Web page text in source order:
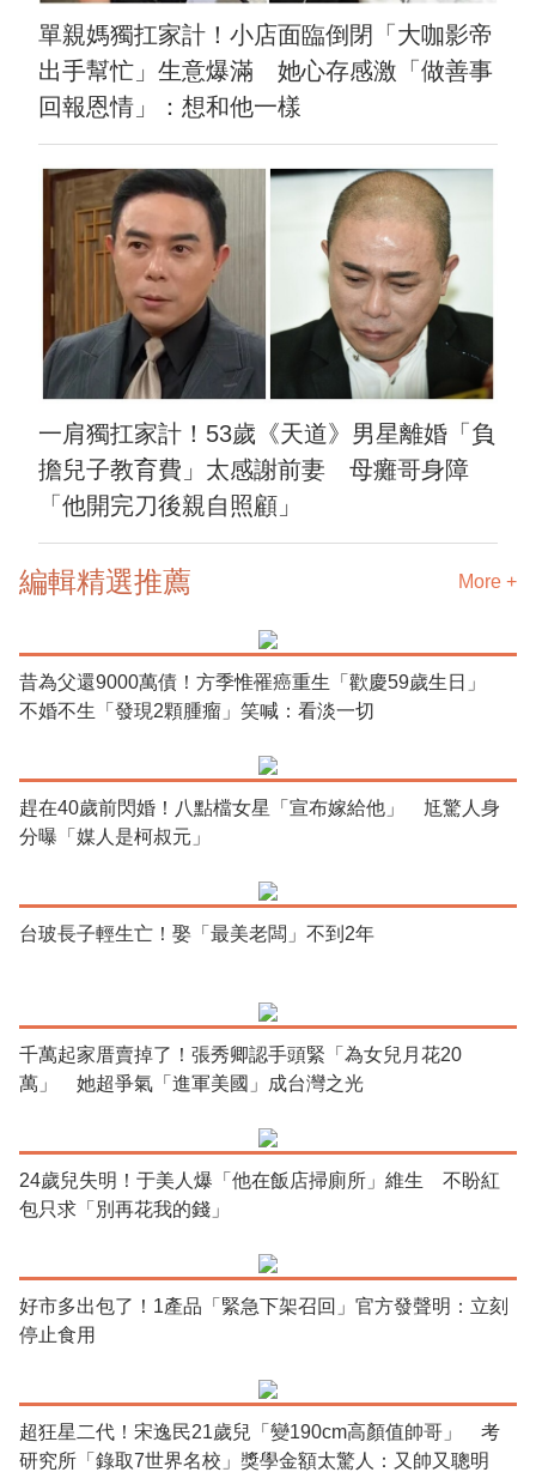
單親媽獨扛家計！小店面臨倒閉「大咖影帝
出手幫忙」生意爆滿 她心存感激「做善事
回報恩情」：想和他一樣
一肩獨扛家計！53歲《天道》男星離婚「負
擔兒子教育費」太感謝前妻 母癱哥身障
「他開完刀後親自照顧」
編輯精選推薦 More +
昔為父還9000萬債！方季惟罹癌重生「歡慶59歲生日」
不婚不生「發現2顆腫瘤」笑喊：看淡一切
趕在40歲前閃婚！八點檔女星「宣布嫁給他」 尪驚人身
分曝「媒人是柯叔元」
台玻長子輕生亡！娶「最美老闆」不到2年
千萬起家厝賣掉了！張秀卿認手頭緊「為女兒月花20
萬」 她超爭氣「進軍美國」成台灣之光
24歲兒失明！于美人爆「他在飯店掃廁所」維生 不盼紅
包只求「別再花我的錢」
好市多出包了！1產品「緊急下架召回」官方發聲明：立刻
停止食用
超狂星二代！宋逸民21歲兒「變190cm高顏值帥哥」 考
研究所「錄取7世界名校」獎學金額太驚人：又帥又聰明